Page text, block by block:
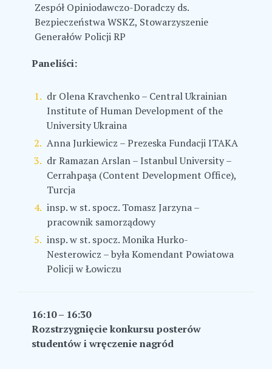
Zespół Opiniodawczo-Doradczy ds.
Bezpieczeństwa WSKZ, Stowarzyszenie
Generałów Policji RP
Paneliści:
dr Olena Kravchenko – Central Ukrainian
Institute of Human Development of the
University Ukraina
Anna Jurkiewicz – Prezeska Fundacji ITAKA
dr Ramazan Arslan – Istanbul University –
Cerrahpaşa (Content Development Office),
Turcja
insp. w st. spocz. Tomasz Jarzyna –
pracownik samorządowy
insp. w st. spocz. Monika Hurko-
Nesterowicz – była Komendant Powiatowa
Policji w Łowiczu
16:10 – 16:30
Rozstrzygnięcie konkursu posterów
studentów i wręczenie nagród